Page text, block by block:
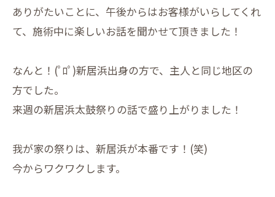
ありがたいことに、午後からはお客様がいらしてくれ
て、施術中に楽しいお話を聞かせて頂きました！
なんと！(ﾟﾛﾟ)新居浜出身の方で、主人と同じ地区の
方でした。
来週の新居浜太鼓祭りの話で盛り上がりました！
我が家の祭りは、新居浜が本番です！(笑)
今からワクワクします。